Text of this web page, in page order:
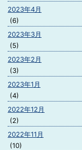
2023年4月
(6)
2023年3月
(5)
2023年2月
(3)
2023年1月
(4)
2022年12月
(2)
2022年11月
(10)